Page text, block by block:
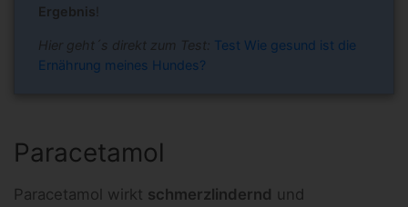
Ergebnis
Hier geht´s direkt zum Test: Test Wie gesund ist die
Ernährung meines Hundes?
Paracetamol
Paracetamol wirkt schmerzlindernd und